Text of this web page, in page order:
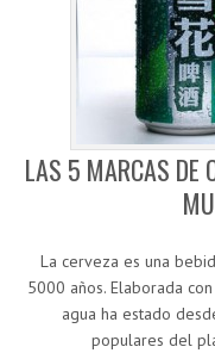
LAS 5 MARCAS DE
La cerveza es una
5000 años. Elaborada
agua ha estado
populares del